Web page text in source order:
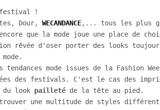
festival !
Dour, WECANDANCE,... tous les plus
que la mode joue une place de
rêvée d'oser porter des looks
tendances mode issues de la Fashion
des festivals. C'est le cas des
du look pailleté de la tête au pied.
une multitude de styles